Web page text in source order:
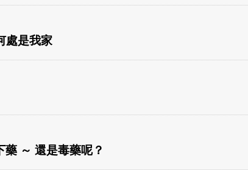
處是我家
藥 ～ 還是毒藥呢？